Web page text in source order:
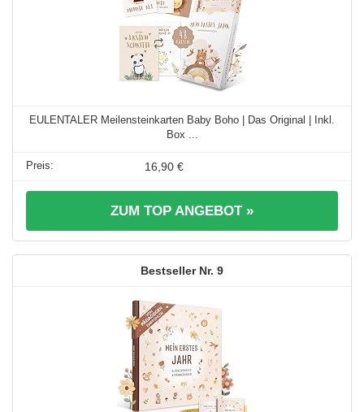
EULENTALER Meilensteinkarten Baby Boho | Das Original | Inkl.
Box ...
16,90 €
ZUM TOP ANGEBOT »
9